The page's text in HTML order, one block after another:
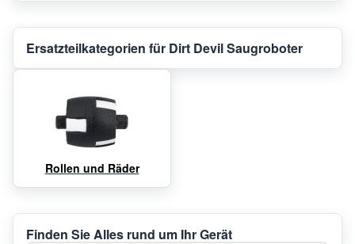
Ersatzteilkategorien für Dirt Devil Saugroboter
Rollen und Räder
Finden Sie Alles rund um Ihr Gerät